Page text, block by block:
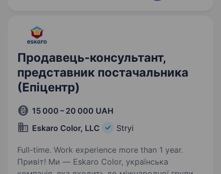
Продавець-консультант,
представник постачальника
(Епіцентр)
15 000 – 20 000 UAH
Eskaro Color, LLC
Stryi
Full-time. Work experience more than 1 year.
Привіт! Ми — Eskaro Color, українська